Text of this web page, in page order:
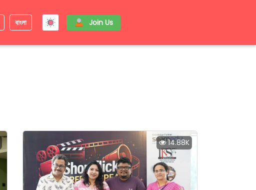
বাংলা Join Us
14.88K